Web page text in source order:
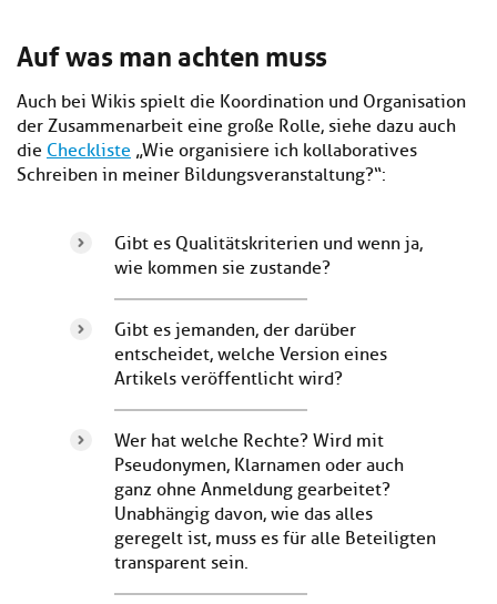
Auf was man achten muss
Auch bei Wikis spielt die Koordination und Organisation
der Zusammenarbeit eine große Rolle, siehe dazu auch
die Checkliste „Wie organisiere ich kollaboratives
Schreiben in meiner Bildungsveranstaltung?“:
Gibt es Qualitätskriterien und wenn ja,
wie kommen sie zustande?
Gibt es jemanden, der darüber
entscheidet, welche Version eines
Artikels veröffentlicht wird?
Wer hat welche Rechte? Wird mit
Pseudonymen, Klarnamen oder auch
ganz ohne Anmeldung gearbeitet?
Unabhängig davon, wie das alles
geregelt ist, muss es für alle Beteiligten
transparent sein.